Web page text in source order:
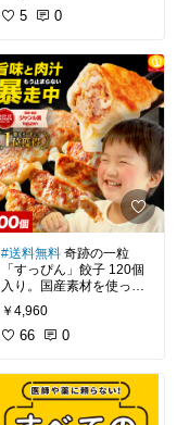
5 0
#送料無料 奇跡の一粒
「すっぴん」餃子 120個
入り。国産素材を使って
ます。タレが要らないく
らい旨味があるそうで
す。
日20時～5時間限定 50％
OFFの1980円でした(●´ω
｀●)♬
￥4,960
66 0